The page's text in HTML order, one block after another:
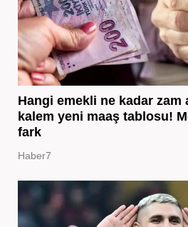
Hangi emekli ne kadar zam
kalem yeni maaş tablosu!
fark
Haber7